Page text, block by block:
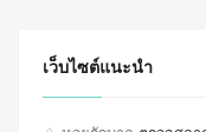
เว็บไซต์แนะนำ